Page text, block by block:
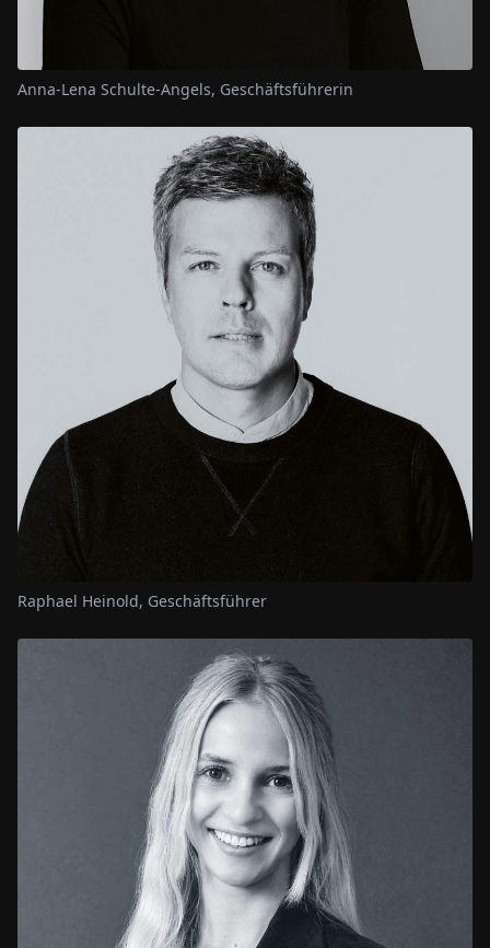
Anna-Lena Schulte-Angels, Geschäftsführerin
Raphael Heinold, Geschäftsführer